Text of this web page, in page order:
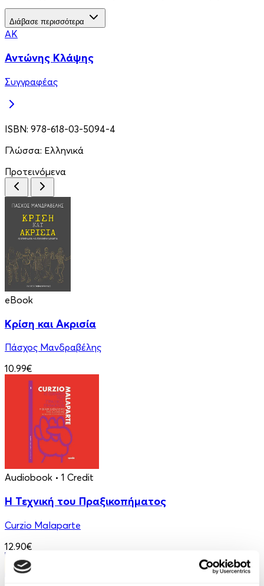
Διάβασε περισσότερα
ΑΚ
Αντώνης Κλάψης
Συγγραφέας
ISBN: 978-618-03-5094-4
Γλώσσα: Ελληνικά
Προτεινόμενα
eBook
Κρίση και Ακρισία
Πάσχος Μανδραβέλης
10.99€
Audiobook • 1 Credit
Η Τεχνική του Πραξικοπήματος
Curzio Malaparte
12.90€